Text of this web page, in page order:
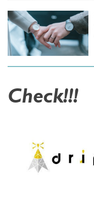
Check!!!